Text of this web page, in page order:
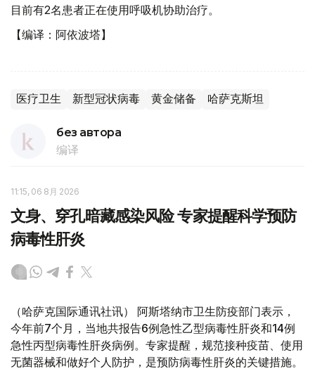
目前有2名患者正在使用呼吸机协助治疗。
【编译：阿依波塔】
医疗卫生 新型冠状病毒 黄金储备 哈萨克斯坦
без автора
编译
11:15, 06 8月 2026
文身、穿孔暗藏感染风险 专家提醒科学预防
病毒性肝炎
（哈萨克国际通讯社讯） 阿斯塔纳市卫生防疫部门表示，
今年前7个月，当地共报告6例急性乙型病毒性肝炎和14例
急性丙型病毒性肝炎病例。专家提醒，规范接种疫苗、使用
无菌器械和做好个人防护，是预防病毒性肝炎的关键措施。